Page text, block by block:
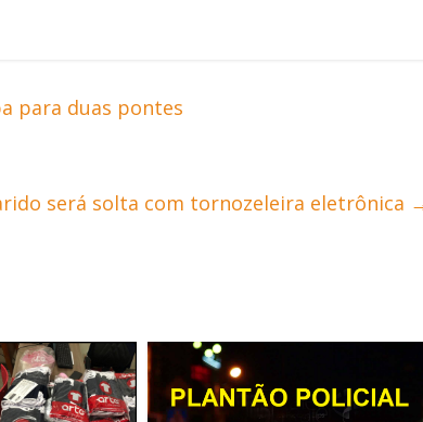
para duas pontes
será solta com tornozeleira eletrônica